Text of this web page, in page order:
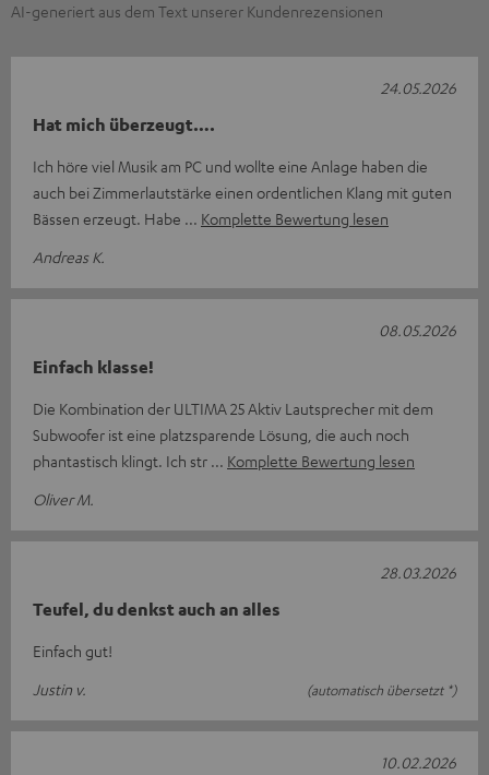
AI-generiert aus dem Text unserer Kundenrezensionen
Hat mich überzeugt….
Ich höre viel Musik am PC und wollte eine Anlage haben die
auch bei Zimmerlautstärke einen ordentlichen Klang mit guten
Bässen erzeugt. Habe
Komplette Bewertung lesen
Andreas K.
24.05.2026
Einfach klasse!
Die Kombination der ULTIMA 25 Aktiv Lautsprecher mit dem
Subwoofer ist eine platzsparende Lösung, die auch noch
phantastisch klingt. Ich str
Komplette Bewertung lesen
Oliver M.
08.05.2026
Teufel, du denkst auch an alles
Einfach gut!
Justin v.
(automatisch übersetzt *)
28.03.2026
10.02.2026